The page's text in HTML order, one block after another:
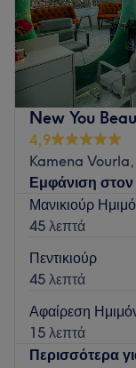
New You
4,9
Kamena Vourla,
Εμφάνιση στον
Μανικιούρ
45 λεπτά
Πεντικιούρ
45 λεπτά
Αφαίρεση
15 λεπτά
Περισσότερα